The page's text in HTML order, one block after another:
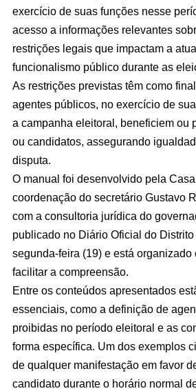
exercício de suas funções nesse
acesso a informações relevantes
restrições legais que impactam a
funcionalismo público durante as
As restrições previstas têm como
agentes públicos, no exercício de
a campanha eleitoral, beneficiem ou
ou candidatos, assegurando
disputa.
O manual foi desenvolvido pela
coordenação do secretário Gustavo
com a consultoria jurídica do
publicado no Diário Oficial do
segunda-feira (19) e está organizado
facilitar a compreensão.
Entre os conteúdos apresentados
essenciais, como a definição de
proibidas no período eleitoral e as
forma específica. Um dos exemplos
de qualquer manifestação em favor
candidato durante o horário normal